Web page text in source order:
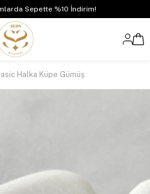
Sepette %10 İndirim!
Halka Küpe Gümüş